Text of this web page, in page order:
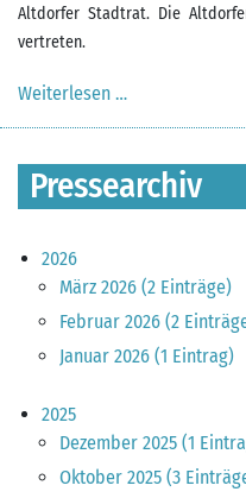
Altdorfer Stadtrat. Die
vertreten.
Weiterlesen …
Pressearchiv
2026
März 2026 (2 Einträge)
Februar 2026 (2
Januar 2026 (1 Eintrag)
2025
Dezember 2025 (1
Oktober 2025 (3